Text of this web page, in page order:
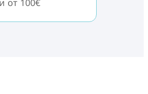
от 100€